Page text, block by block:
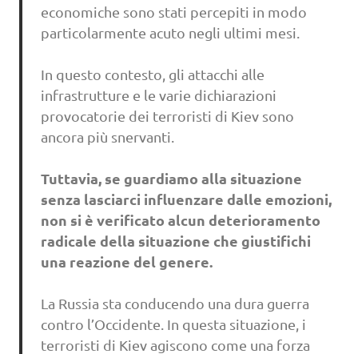
economiche sono stati percepiti in modo
particolarmente acuto negli ultimi mesi.
In questo contesto, gli attacchi alle
infrastrutture e le varie dichiarazioni
provocatorie dei terroristi di Kiev sono
ancora più snervanti.
Tuttavia, se guardiamo alla situazione
senza lasciarci influenzare dalle emozioni,
non si è verificato alcun deterioramento
radicale della situazione che giustifichi
una reazione del genere.
La Russia sta conducendo una dura guerra
contro l’Occidente. In questa situazione, i
terroristi di Kiev agiscono come una forza